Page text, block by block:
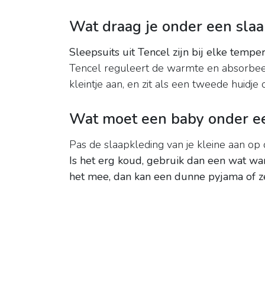
Wat draag je onder een
Sleepsuits uit Tencel zijn bij elke
Tencel reguleert de warmte en
kleintje aan, en zit als een tweede
Wat moet een baby onder
Pas de slaapkleding van je kleine aan
Is het erg koud, gebruik dan een wat
het mee, dan kan een dunne pyjama of